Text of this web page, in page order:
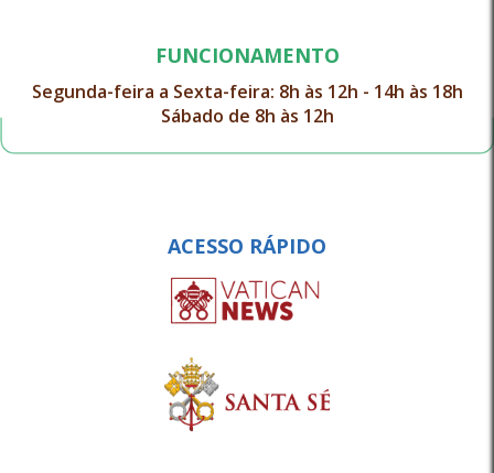
FUNCIONAMENTO
Segunda-feira a Sexta-feira: 8h às 12h - 14h às 18h
Sábado de 8h às 12h
ACESSO RÁPIDO